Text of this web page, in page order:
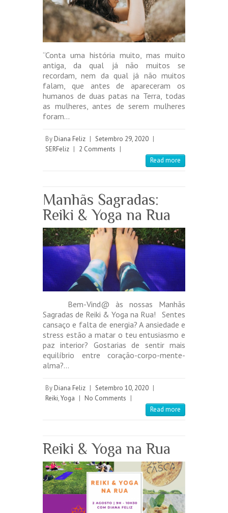
“Conta uma história muito, mas muito
antiga, da qual já não muitos se
recordam, nem da qual já não muitos
falam, que antes de apareceram os
humanos de duas patas na Terra, todas
as mulheres, antes de serem mulheres
foram…
By Diana Feliz | Setembro 29, 2020 |
SERFeliz | 2 Comments |
Read more
Manhãs Sagradas:
Reiki & Yoga na Rua
Bem-Vind@ às nossas Manhãs
Sagradas de Reiki & Yoga na Rua! Sentes
cansaço e falta de energia? A ansiedade e
stress estão a matar o teu entusiasmo e
paz interior? Gostarias de sentir mais
equilíbrio entre coração-corpo-mente-
alma?…
By Diana Feliz | Setembro 10, 2020 |
Reiki,Yoga | No Comments |
Read more
Reiki & Yoga na Rua